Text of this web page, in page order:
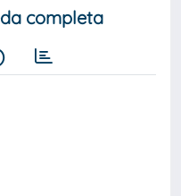
completa